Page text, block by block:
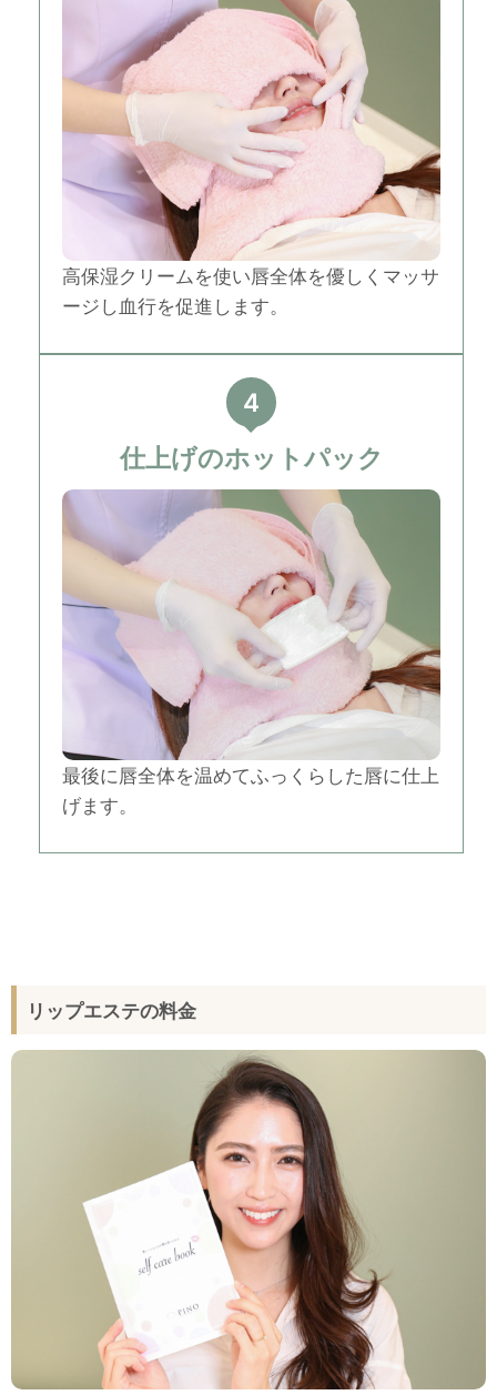
高保湿クリームを使い唇全体を優しくマッサ
ージし血行を促進します。
4
仕上げのホットパック
最後に唇全体を温めてふっくらした唇に仕上
げます。
リップエステの料金